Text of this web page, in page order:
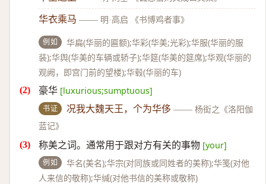
华衣乘马 —— 明·高启 《书博鸡者事》
例如
华扁(华丽的匾额);华彩(华美;光彩);华服(华丽的服
装);华舆(华美的车辆或轿子);华筵(华美的筵席);华观(华丽的
观阙，即宫门前的望楼);华毂(华丽的车)
豪华 [luxurious;sumptuous]
书证 况我大魏天王，个为华侈 —— 杨衒之《洛阳伽
蓝记》
称美之词。通常用于跟对方有关的事物 [your]
例如
华名(美名);华宗(对同族或同姓者的美称);华笺(对他
人来信的敬称);华缄(对他书信的美称或敬称)